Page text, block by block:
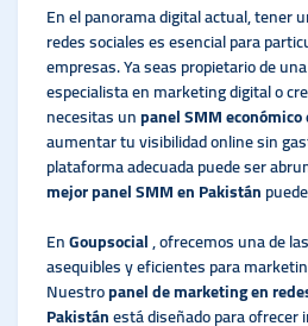
En el panorama digital actual, tener
redes sociales es esencial para
empresas. Ya seas propietario de
especialista en marketing digital o
necesitas unpanel SMM
aumentar tu visibilidad online sin
plataforma adecuada puede ser
mejor panel SMM en Pakistán
EnGoupsocial, ofrecemos una de
asequibles y eficientes para
Nuestropanel de marketing en
Pakistánestá diseñado para ofrecer